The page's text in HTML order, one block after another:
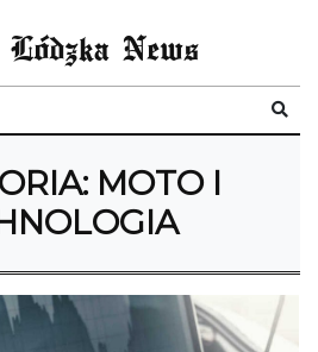
News
MOTO I